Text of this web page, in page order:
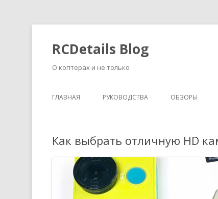
RCDetails Blog
О коптерах и не только
ГЛАВНАЯ РУКОВОДСТВА ОБЗОРЫ
Как выбрать отличную HD